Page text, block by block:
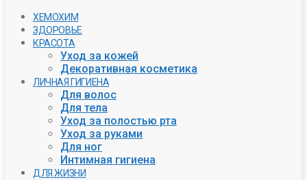
ХЕМОХИМ
ЗДОРОВЬЕ
КРАСОТА
Уход за кожей
Декоративная косметика
ЛИЧНАЯ ГИГИЕНА
Для волос
Для тела
Уход за полостью рта
Уход за руками
Для ног
Интимная гигиена
ДЛЯ ЖИЗНИ